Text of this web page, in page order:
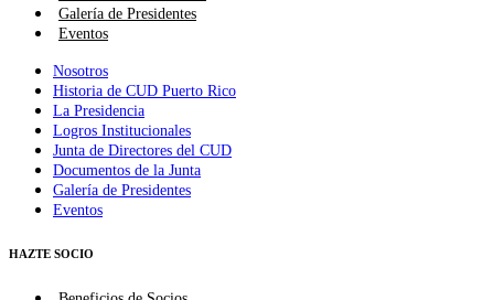
Galería de Presidentes
Eventos
Nosotros
Historia de CUD Puerto Rico
La Presidencia
Logros Institucionales
Junta de Directores del CUD
Documentos de la Junta
Galería de Presidentes
Eventos
HAZTE SOCIO